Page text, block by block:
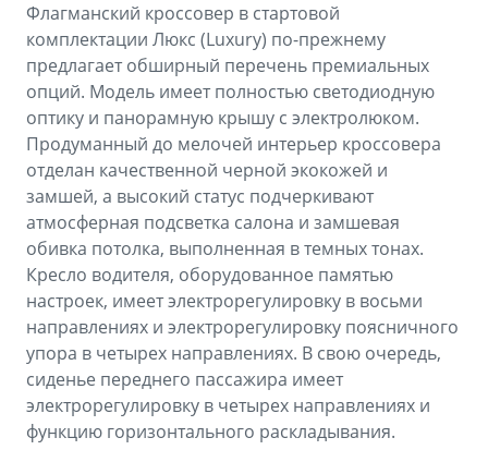
Флагманский кроссовер в стартовой
комплектации Люкс (Luxury) по-прежнему
предлагает обширный перечень премиальных
опций. Модель имеет полностью светодиодную
оптику и панорамную крышу с электролюком.
Продуманный до мелочей интерьер кроссовера
отделан качественной черной экокожей и
замшей, а высокий статус подчеркивают
атмосферная подсветка салона и замшевая
обивка потолка, выполненная в темных тонах.
Кресло водителя, оборудованное памятью
настроек, имеет электрорегулировку в восьми
направлениях и электрорегулировку поясничного
упора в четырех направлениях. В свою очередь,
сиденье переднего пассажира имеет
электрорегулировку в четырех направлениях и
функцию горизонтального раскладывания.